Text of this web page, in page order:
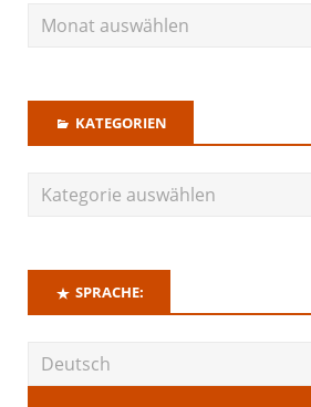
KATEGORIEN
SPRACHE: